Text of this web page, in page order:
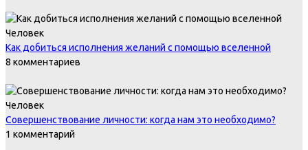
Человек
Как добиться исполнения желаний с помощью вселенной
8 комментариев
Человек
Совершенствование личности: когда нам это необходимо?
1 комментарий